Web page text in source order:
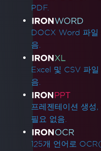
PDF.
DOCX Word 파일
음.
Excel 및 CSV 파
음.
프레젠테이션 생
필요 없음.
125개 언어로